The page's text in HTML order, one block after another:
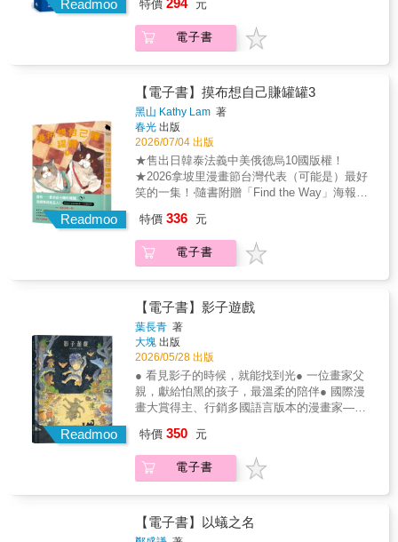
「突然也想被抱一下了」 「每次滑到你的作
品，總是會讓我深吸一口氣，然後露出一個微
笑，謝謝泥」 「你的畫完完全全太會詮釋」
到最後眼眶紅了，謝謝你的畫」 「被鼓勵到了
&hellip;」 「畫風簡潔，充滿深度。」
Readmoo
平了稜角的我們，失去做夢的勇氣，活成了平
凡的樣子。但「普通」不是失敗的代名詞，是
大多數人的真實人生--而這樣的你，其實已經很
人生中有太多無謂的努力，對於那些不被理解
的事，是否仍然要堅持下去？★哪一個瞬間，
你突然意識到父母老了……成年人的崩潰往往
是從「無奈」開始的。在這本寫給大人的溫柔
情書裡，記錄了「滿目皆是你」的思念、「明
知不可為而為之」的勇氣、「我終究錯過你」
的遺憾，以及生活中無所適從的孤獨，也映照
出青春回憶裡的一道道風景。「這本書太好哭
了！完全戳中我的內心。」「故事溫暖，卻真
自己……」
特價 元
電子書
Readmoo
【電子書】摸布想自己賺罐罐3
黑山 Kathy Lam 著
春光 出版
2026/07/04 出版
★售出日韓泰法義中美俄德烏10國版權！
★2026拿坡里漫畫節台灣代表（可能是）最好
笑的一集！‧隨書附贈「Find the Way」海報！
禮物送給主人！（逛街途中突然好睏，睡一下
沒關係吧？）★ROOF！甜甜圈店到底在
哪？！摸布和傑克在小鎮迷路，竟然遇到……
身！夢幻貓咪布丁原來藏在這家店！摸布：今
天要買禮物給主人！傑克：我想去吃貓咪甜甜
圈，ROOF！背上藍色小包，帶上地圖，摸布
和傑克今天要在小鎮上散步，但這可不是普通
的散步——他們要完成神祕的任務。摸布在
CHAT CHAT咖啡廳已經打工了一段時間，今
天，他想用自己賺的罐罐，買一份禮物送給親
愛的主人！走一走迷路、要找人問路，這一切
對摸布來說都是新的體驗！就在物色禮物的過
貓咪到底想要做什麼？摸布和傑克又能否找到
合適的禮物呢？【CONTENTS】Prologue 摸
布的旅行 摸布的新朋友 摸布玩遊戲Mobu’s
Diary 摸布想散步 尋找甜甜圈 亂毛先生
又是你！ 來吃水果吧Franz and Lisa 弗蘭茲
特價 336 元
電子書
Readmoo
【電子書】影子遊戲
葉長青 著
大塊 出版
2026/05/28 出版
● 看見影子的時候，就能找到光● 一位畫家父
親，獻給怕黑的孩子，最溫柔的陪伴● 國際漫
畫大賞得主、行銷多國語言版本的漫畫家——
影子，都紛紛變成了小男孩眼裡的怪獸。牠們
待在他的床邊、闖入他的夢裡⋯⋯直到那一
天，他夢見一隻翅膀上長滿十萬顆星星的大
起男孩的手說：「不要怕，我從你出生，就一
直陪著你喔。」沒想到，這個奇特的朋友居然
特價 350 元
電子書
【電子書】以蟻之名